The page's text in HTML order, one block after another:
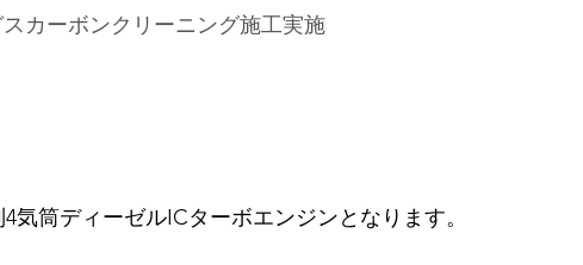
カーボンクリーニング施工実施
気筒ディーゼルICターボエンジンとなります。